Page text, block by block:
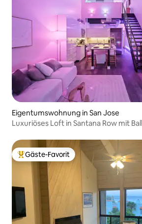
Eigentumswohnung in San Jose
Luxuriöses Loft in Santana Row mit
Beliebter Gäste-Favorit.
Gäste-Favorit